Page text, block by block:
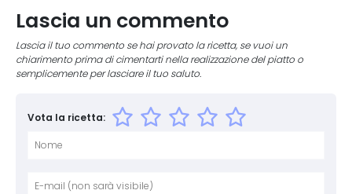
Lascia un commento
Lascia il tuo commento se hai provato la ricetta, se vuoi un
chiarimento prima di cimentarti nella realizzazione del piatto o
semplicemente per lasciare il tuo saluto.
Vota la ricetta: